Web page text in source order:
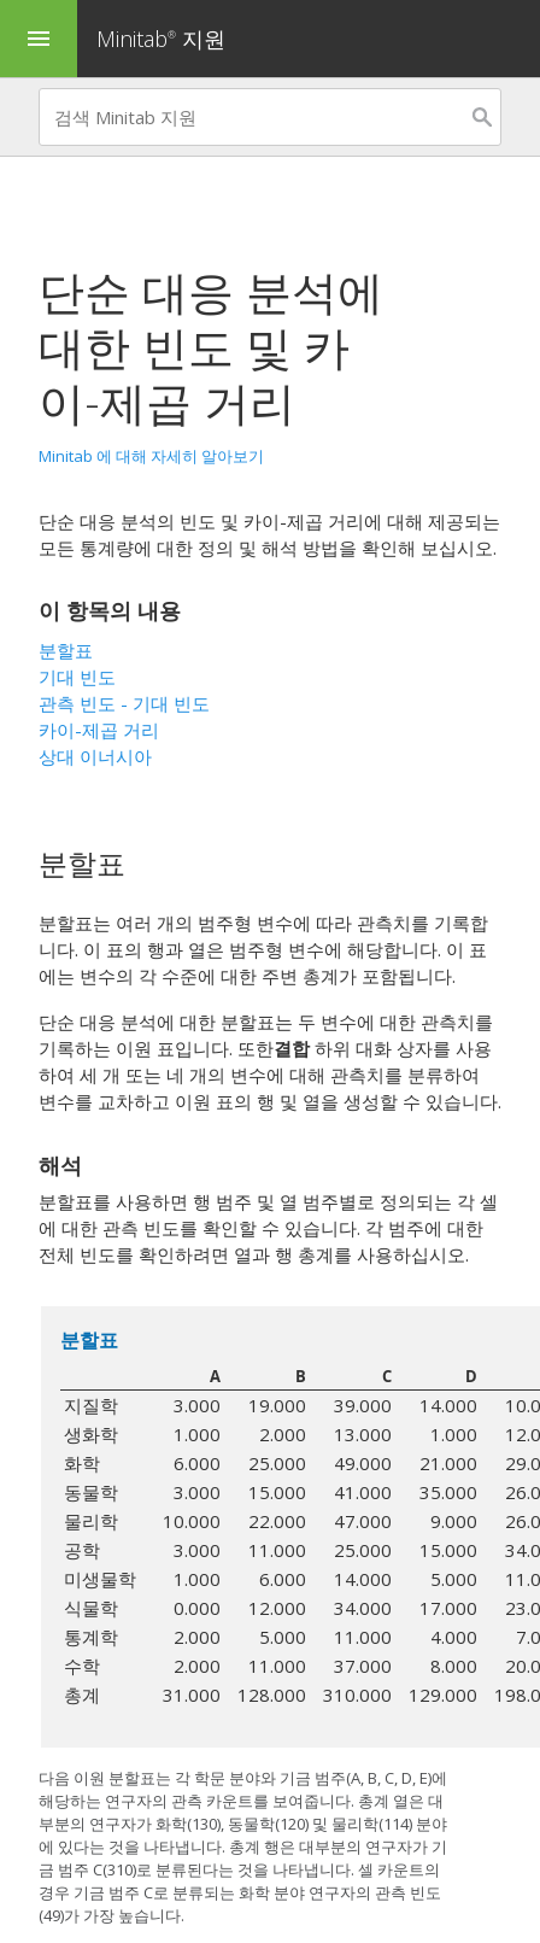
menu Minitab® 지원
단순 대응 분석에
대한 빈도 및 카
이-제곱 거리
Minitab 에 대해 자세히 알아보기
단순 대응 분석의 빈도 및 카이-제곱 거리에 대해 제공되는
모든 통계량에 대한 정의 및 해석 방법을 확인해 보십시오.
이 항목의 내용
분할표
기대 빈도
관측 빈도 - 기대 빈도
카이-제곱 거리
상대 이너시아
분할표
분할표는 여러 개의 범주형 변수에 따라 관측치를 기록합
니다. 이 표의 행과 열은 범주형 변수에 해당합니다. 이 표
에는 변수의 각 수준에 대한 주변 총계가 포함됩니다.
단순 대응 분석에 대한 분할표는 두 변수에 대한 관측치를
기록하는 이원 표입니다. 또한결합하위 대화 상자를 사용
하여 세 개 또는 네 개의 변수에 대해 관측치를 분류하여
변수를 교차하고 이원 표의 행 및 열을 생성할 수 있습니다.
해석
분할표를 사용하면 행 범주 및 열 범주별로 정의되는 각 셀
에 대한 관측 빈도를 확인할 수 있습니다. 각 범주에 대한
전체 빈도를 확인하려면 열과 행 총계를 사용하십시오.
분할표
A B C D
지질학 3.000 19.000 39.000 14.000
생화학
1.000 2.000 13.000 1.000
화학
6.000 25.000 49.000 21.000
동물학
3.000 15.000 41.000 35.000
물리학
10.000 22.000 47.000 9.000
공학
3.000 11.000 25.000 15.000
미생물학
1.000 6.000 14.000 5.000
식물학
0.000 12.000 34.000 17.000
통계학
2.000 5.000 11.000 4.000
수학
2.000 11.000 37.000 8.000
총계
31.000 128.000 310.000 129.000
다음 이원 분할표는 각 학문 분야와 기금 범주(A, B, C, D, E)에
해당하는 연구자의 관측 카운트를 보여줍니다. 총계 열은 대
부분의 연구자가 화학(130), 동물학(120) 및 물리학(114) 분야
에 있다는 것을 나타냅니다. 총계 행은 대부분의 연구자가 기
금 범주 C(310)로 분류된다는 것을 나타냅니다. 셀 카운트의
경우 기금 범주 C로 분류되는 화학 분야 연구자의 관측 빈도
(49)가 가장 높습니다.